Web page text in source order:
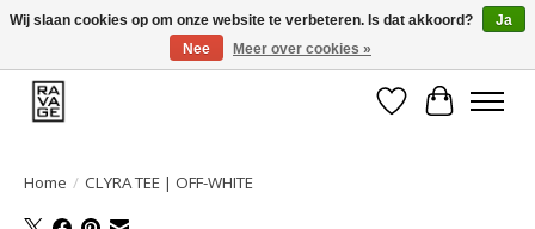
EEN GROOT ASSORTIMENT VAN TOP MERKEN!
Verlanglijst
Home / CLYRA TEE | OFF-WHITE
Wij slaan cookies op om onze website te verbeteren. Is dat akkoord?
Ja
Nee
Meer over cookies »